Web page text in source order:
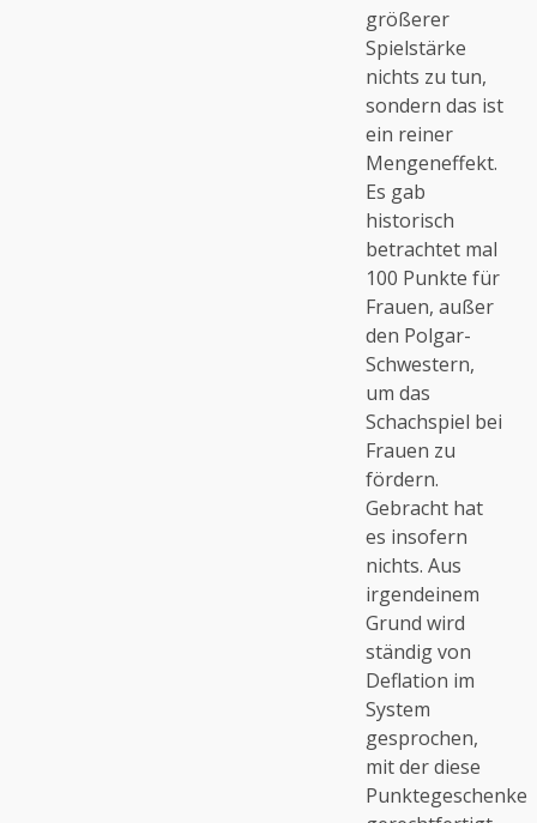
größerer
Spielstärke
nichts zu tun,
sondern das ist
ein reiner
Mengeneffekt.
Es gab
historisch
betrachtet mal
100 Punkte für
Frauen, außer
den Polgar-
Schwestern,
um das
Schachspiel bei
Frauen zu
fördern.
Gebracht hat
es insofern
nichts. Aus
irgendeinem
Grund wird
ständig von
Deflation im
System
gesprochen,
mit der diese
Punktegeschenke